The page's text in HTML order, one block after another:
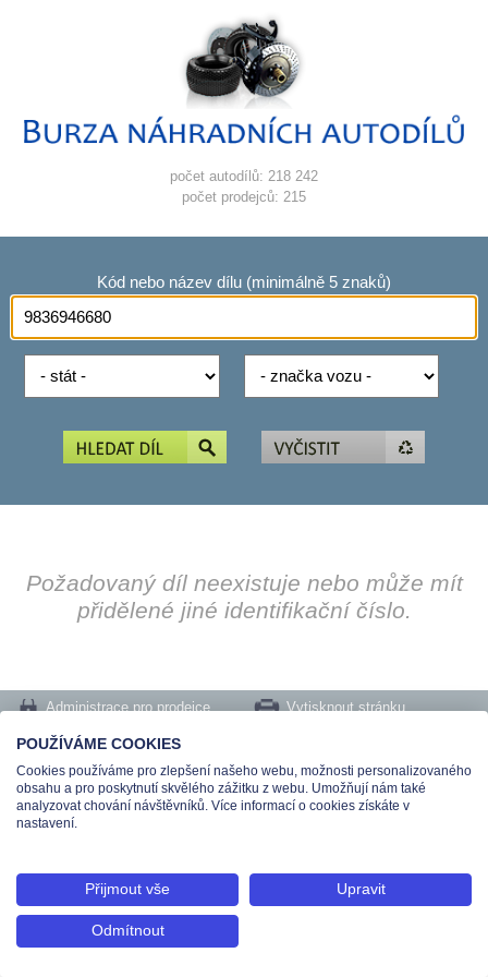
počet autodílů: 218 242
počet prodejců: 215
Kód nebo název dílu (minimálně 5 znaků)
Požadovaný díl neexistuje nebo může mít
přidělené jiné identifikační číslo.
Administrace pro prodejce
Vytisknout stránku
Nastavení cookies
Tel.: +420 491 519 500 | E-mail: helpdesk@teas.cz | Provozovna: tř. T.Bati 299,
763 02 Zlín
© 2026 Teas spol. s r. o., Platnéřská 88/9, 110 00 Praha 1 - Staré Město, IČO:
48906565, DIČ: CZ699008048, Zapsána v OR vedeném u Městského soudu v
POUŽÍVÁME COOKIES
Cookies používáme pro zlepšení našeho webu, možnosti personalizovaného
obsahu a pro poskytnutí skvělého zážitku z webu. Umožňují nám také
analyzovat chování návštěvníků. Více informací o cookies získáte v
nastavení.
Přijmout vše Upravit
Odmítnout